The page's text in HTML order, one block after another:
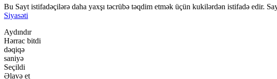
Bu Sayt istifadəçilərə daha yaxşı təcrübə təqdim etmək üçün kukilərdən istifadə edir.
Siyasəti
Aydındır
Hərrac bitdi
dəqiqə
saniyə
Seçildi
Əlavə et